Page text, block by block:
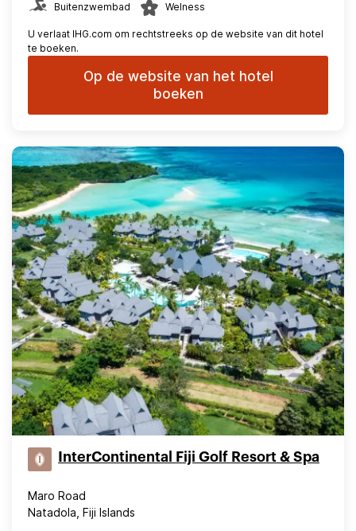
Buitenzwembad
Welness
U verlaat IHG.com om rechtstreeks op de website van dit hotel
te boeken.
Op de website van het hotel
boeken
InterContinental Fiji Golf Resort & Spa
Maro Road
Natadola, Fiji Islands